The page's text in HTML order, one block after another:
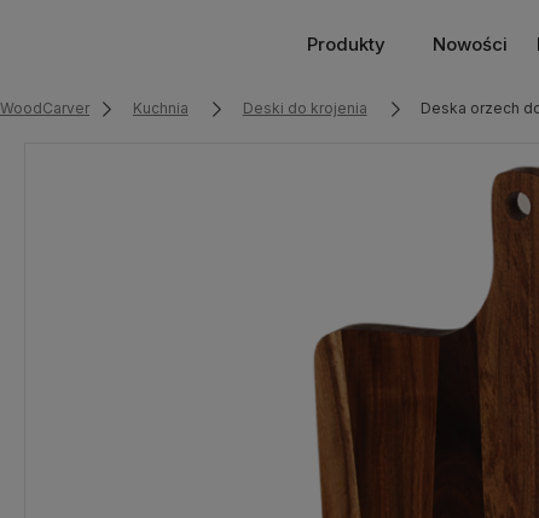
Produkty Nowości
WoodCarver Kuchnia Deski do krojenia Deska orzech